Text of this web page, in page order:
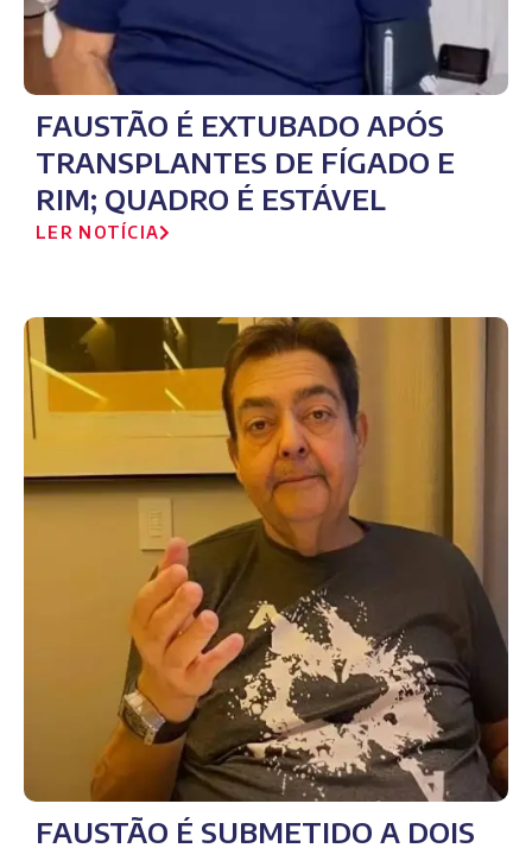
FAUSTÃO É EXTUBADO APÓS
TRANSPLANTES DE FÍGADO E
RIM; QUADRO É ESTÁVEL
LER NOTÍCIA
FAUSTÃO É SUBMETIDO A DOIS